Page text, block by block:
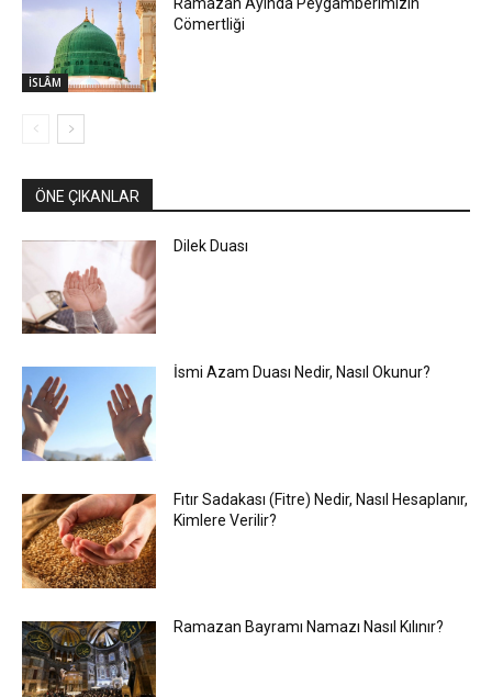
İSLÂM
Cömertliği
ÖNE ÇIKANLAR
Dilek Duası
İsmi Azam Duası Nedir, Nasıl Okunur?
Fıtır Sadakası (Fitre) Nedir, Nasıl Hesaplanır,
Kimlere Verilir?
Ramazan Bayramı Namazı Nasıl Kılınır?